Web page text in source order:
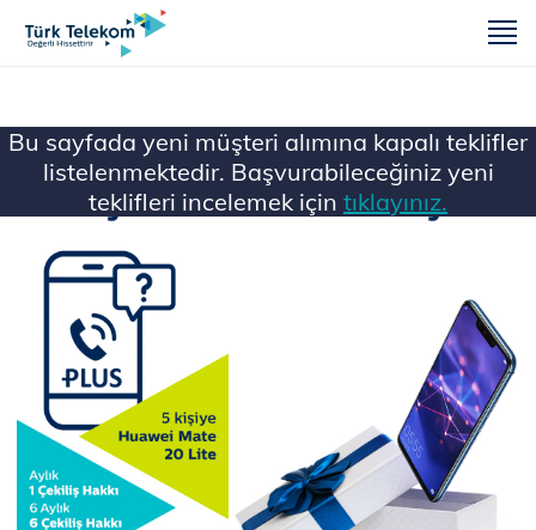
Bu sayfada yeni müşteri alımına kapalı teklifler
listelenmektedir. Başvurabileceğiniz yeni
teklifleri incelemek için tıklayınız.